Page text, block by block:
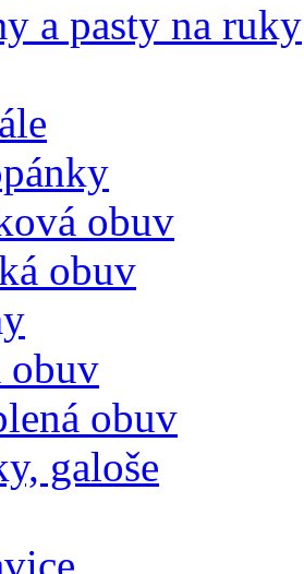
a pasty na ruky
obuv
obuv
obuv
obuv
galoše